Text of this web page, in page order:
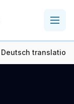
translation